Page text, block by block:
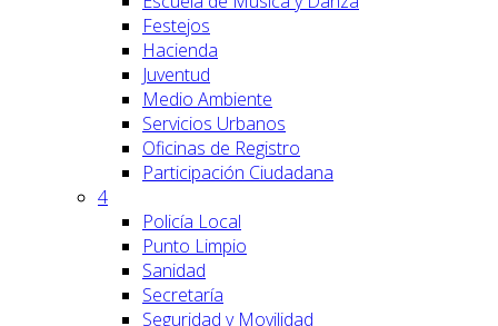
Festejos
Hacienda
Juventud
Medio Ambiente
Servicios Urbanos
Oficinas de Registro
Participación Ciudadana
4
Policía Local
Punto Limpio
Sanidad
Secretaría
Seguridad y Movilidad